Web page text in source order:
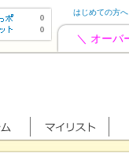
0
0
はじめての方へ
＼ オーバ